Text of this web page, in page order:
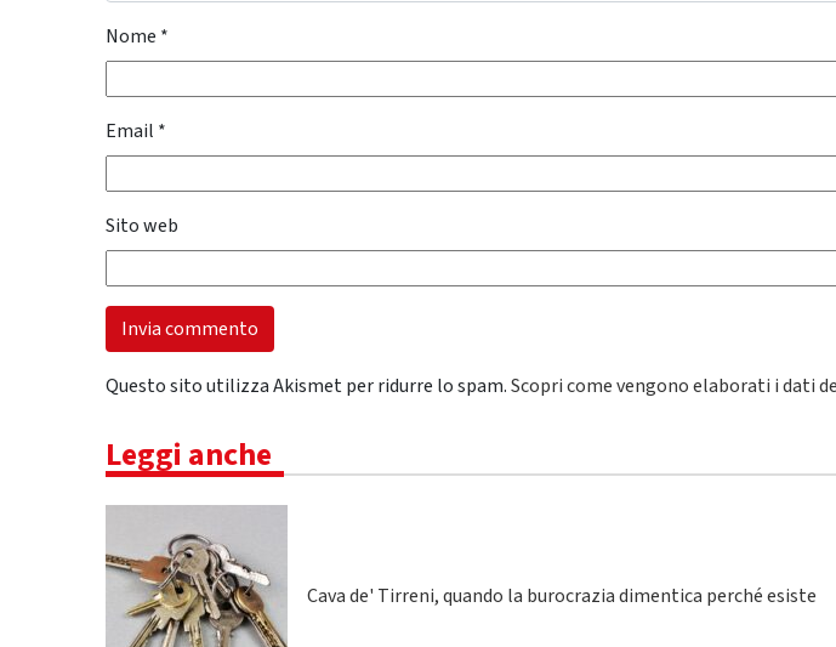
Nome *
Email *
Sito web
Questo sito utilizza Akismet per ridurre lo spam.Scopri come vengono elaborati i dati
Leggi anche
Cava de' Tirreni, quando la burocrazia dimentica perché esiste